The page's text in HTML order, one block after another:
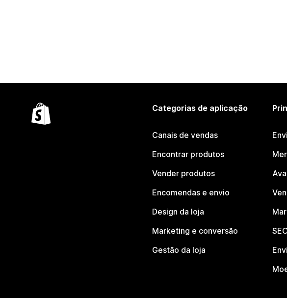
Categorias de aplicação
Canais de vendas
Encontrar produtos
Vender produtos
Encomendas e envio
Design da loja
Marketing e conversão
Gestão da loja